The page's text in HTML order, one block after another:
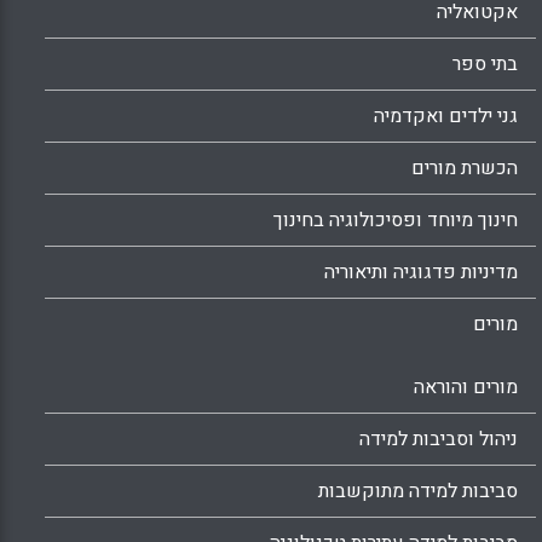
אקטואליה
בתי ספר
גני ילדים ואקדמיה
הכשרת מורים
חינוך מיוחד ופסיכולוגיה בחינוך
מדיניות פדגוגיה ותיאוריה
מורים
מורים והוראה
ניהול וסביבות למידה
סביבות למידה מתוקשבות